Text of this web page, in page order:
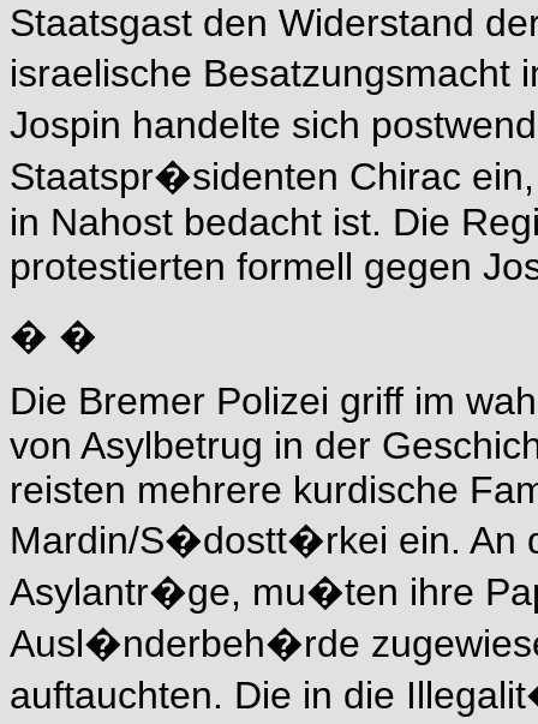
Staatsgast den Widerstand
israelische Besatzungsmacht
Jospin handelte sich
Staatspr�sidenten Chirac
in Nahost bedacht ist. Die
protestierten formell gegen
� �
Die Bremer Polizei griff im
von Asylbetrug in der
reisten mehrere kurdische
Mardin/S�dostt�rkei ein. An
Asylantr�ge, mu�ten ihre
Ausl�nderbeh�rde
auftauchten. Die in die